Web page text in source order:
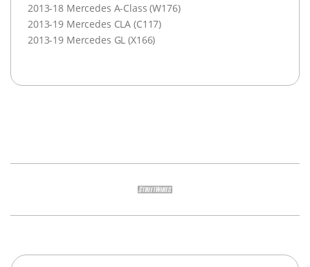
2013-18 Mercedes A-Class (W176)
2013-19 Mercedes CLA (C117)
2013-19 Mercedes GL (X166)